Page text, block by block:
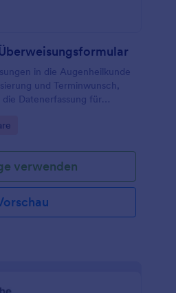
in die Augenheilkunde
und Terminwunsch,
Datenerfassung für
verwenden